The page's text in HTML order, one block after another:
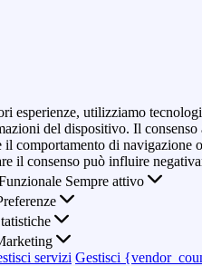
esperienze, utilizziamo
del dispositivo. Il consenso
il comportamento di navigazione
il consenso può influire
Sempre attivo
servizi Gestisci